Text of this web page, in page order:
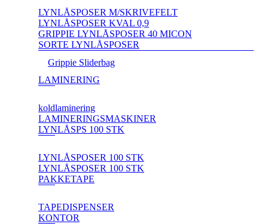
LYNLÅSPOSER M/SKRIVEFELT
LYNLÅSPOSER KVAL 0,9
GRIPPIE LYNLÅSPOSER 40 MICON
SORTE LYNLÅSPOSER
Grippie Sliderbag
LAMINERING
koldlaminering
LAMINERINGSMASKINER
LYNLÅSPS 100 STK
LYNLÅSPOSER 100 STK
LYNLÅSPOSER 100 STK
PAKKETAPE
TAPEDISPENSER
KONTOR